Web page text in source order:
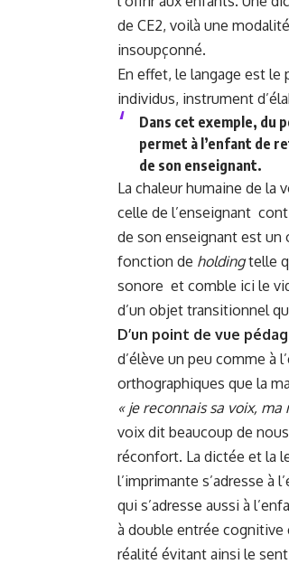
de CE2, voilà une
insoupçonné.
En effet, le langage est
individus, instrument
Dans cet exemple, du
permet à l’enfant de
de son enseignant.
La chaleur humaine de la
celle de l’enseignant
de son enseignant est un
fonction de holdingtelle
sonore et comble ici le
d’un objet transitionnel
D’un point de vue
d’élève un peu comme à
orthographiques que la
« je reconnais sa voix, ma
voix dit beaucoup de
réconfort. La dictée et la
l’imprimante s’adresse à
qui s’adresse aussi à
à double entrée cognitive
réalité évitant ainsi le